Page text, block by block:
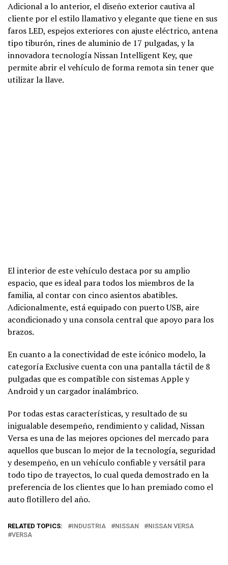
Adicional a lo anterior, el diseño exterior cautiva al
cliente por el estilo llamativo y elegante que tiene en sus
faros LED, espejos exteriores con ajuste eléctrico, antena
tipo tiburón, rines de aluminio de 17 pulgadas, y la
innovadora tecnología Nissan Intelligent Key, que
permite abrir el vehículo de forma remota sin tener que
utilizar la llave.
El interior de este vehículo destaca por su amplio
espacio, que es ideal para todos los miembros de la
familia, al contar con cinco asientos abatibles.
Adicionalmente, está equipado con puerto USB, aire
acondicionado y una consola central que apoyo para los
brazos.
En cuanto a la conectividad de este icónico modelo, la
categoría Exclusive cuenta con una pantalla táctil de 8
pulgadas que es compatible con sistemas Apple y
Android y un cargador inalámbrico.
Por todas estas características, y resultado de su
inigualable desempeño, rendimiento y calidad, Nissan
Versa es una de las mejores opciones del mercado para
aquellos que buscan lo mejor de la tecnología, seguridad
y desempeño, en un vehículo confiable y versátil para
todo tipo de trayectos, lo cual queda demostrado en la
preferencia de los clientes que lo han premiado como el
auto flotillero del año.
RELATED TOPICS: INDUSTRIA NISSAN
NISSAN VERSA
VERSA